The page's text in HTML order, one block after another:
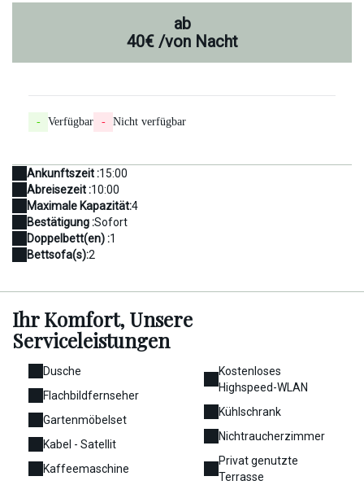
ab
40€/von Nacht
- Verfügbar - Nicht verfügbar
Ankunftszeit :15:00
Abreisezeit :10:00
Maximale Kapazität:4
Bestätigung :Sofort
Doppelbett(en) :1
Bettsofa(s):2
Ihr Komfort, Unsere
Serviceleistungen
Dusche
Flachbildfernseher
Gartenmöbelset
Kabel - Satellit
Kaffeemaschine
Kostenloses
Highspeed-WLAN
Kühlschrank
Nichtraucherzimmer
Privat genutzte
Terrasse